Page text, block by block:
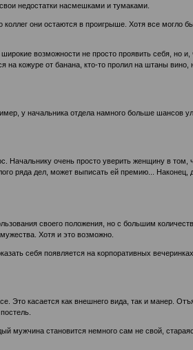
недостатки насмешками и тумаками.
они остаются в проигрыше. Хотя все могло
возможности не просто проявить себя, но и,
кожуре от банана, кто-то пролил на штаны
у начальника отдела намного больше шансов
очень просто уверить женщину в том,
ряда дел, может выписать ей премию... Наконец,
своего положения, но с большим
Хотя и это возможно.
себя появляется на корпоративных
Это касается как внешнего вида, так и манер.
мужчина становится немного сам не свой,